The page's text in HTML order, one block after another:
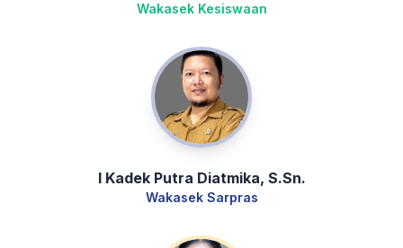
Wakasek Kesiswaan
I Kadek Putra Diatmika, S.Sn.
Wakasek Sarpras